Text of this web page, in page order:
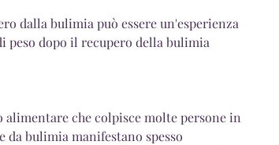
dalla bulimia può essere un'esperienza
dopo il recupero della bulimia
che colpisce molte persone in
bulimia manifestano spesso